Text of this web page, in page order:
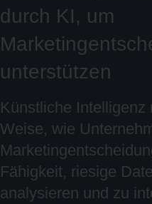
durch KI, um
unterstützen
Künstliche Intelligenz
Weise, wie
Fähigkeit, riesige
analysieren und zu